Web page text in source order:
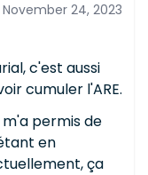
November 24, 2023
c'est aussi
cumuler l'ARE.
permis de
en
ça